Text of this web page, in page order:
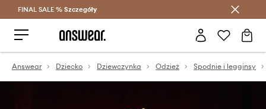
Oszczędzaj z Answear Club >
FINAL SALE % Szczegóły
Answear Dziecko Dziewczynka Odzież Spodnie i legginsy